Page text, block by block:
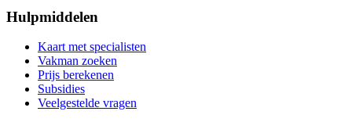
Hulpmiddelen
Kaart met specialisten
Vakman zoeken
Prijs berekenen
Subsidies
Veelgestelde vragen